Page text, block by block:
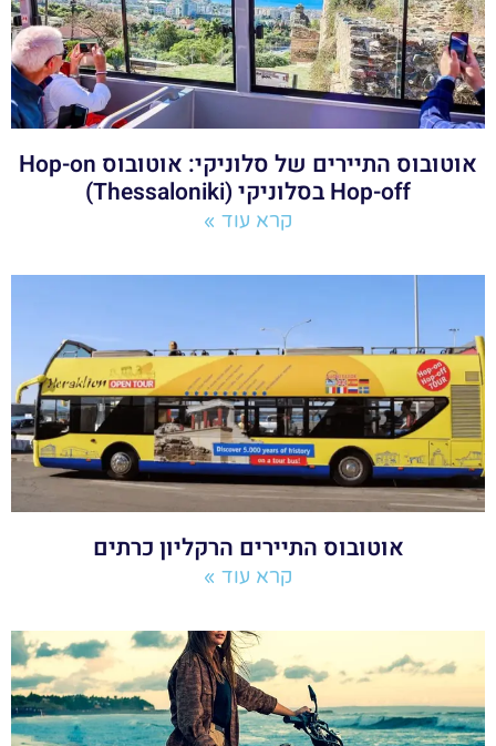
אוטובוס התיירים של סלוניקי: אוטובוס Hop-on
Hop-off בסלוניקי (Thessaloniki)
קרא עוד »
אוטובוס התיירים הרקליון כרתים
קרא עוד »